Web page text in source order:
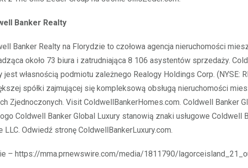
Banker Realty
Banker Realty na Florydzie to czołowa agencja nieruchomości
około 73 biura i zatrudniająca 8 106 asystentów sprzedaży.
jest własnością podmiotu zależnego Realogy Holdings Corp. (NYSE:
spółki zajmującej się kompleksową obsługą nieruchomości
Zjednoczonych. Visit ColdwellBankerHomes.com. Coldwell Banker
Coldwell Banker Global Luxury stanowią znaki usługowe Coldwell
LLC. Odwiedź stronę ColdwellBankerLuxury.com.
– https://mma.prnewswire.com/media/1811790/